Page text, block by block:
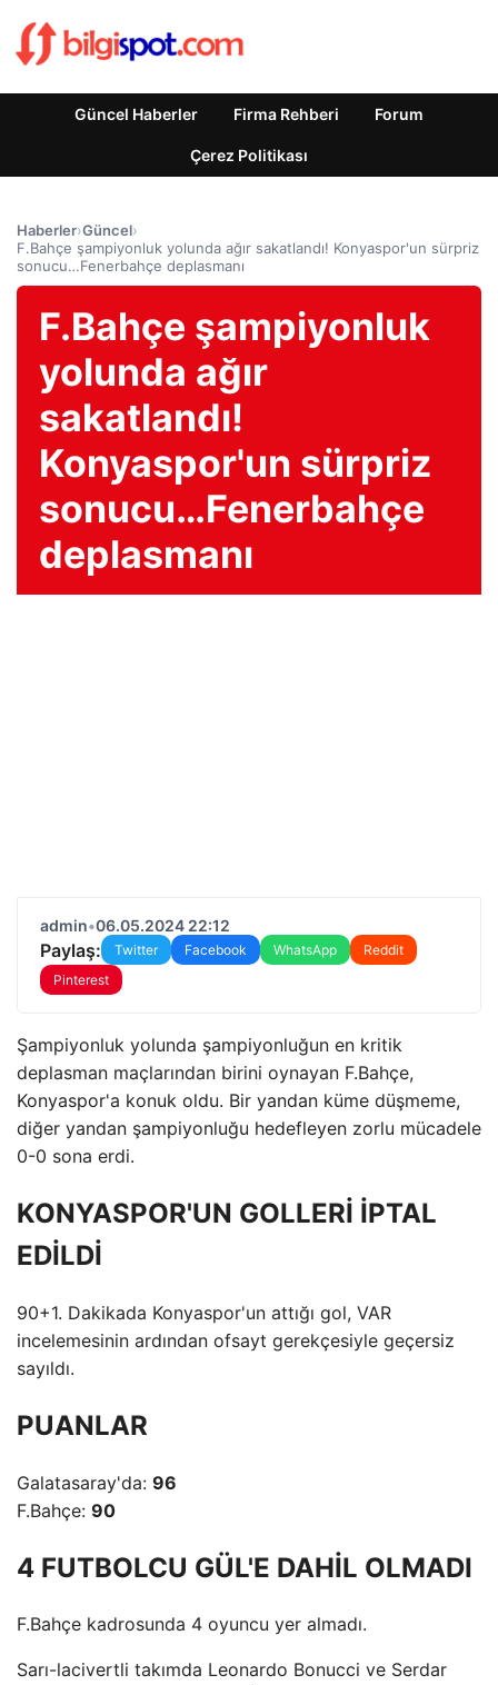
Güncel Haberler Firma Rehberi Forum
Çerez Politikası
Haberler›Güncel›
F.Bahçe şampiyonluk yolunda ağır sakatlandı! Konyaspor'un sürpriz
sonucu…Fenerbahçe deplasmanı
F.Bahçe şampiyonluk
yolunda ağır
sakatlandı!
Konyaspor'un sürpriz
sonucu…Fenerbahçe
deplasmanı
admin•06.05.2024 22:12
Paylaş: Twitter Facebook WhatsApp
Reddit
Pinterest
Şampiyonluk yolunda şampiyonluğun en kritik
deplasman maçlarından birini oynayan F.Bahçe,
Konyaspor'a konuk oldu. Bir yandan küme düşmeme,
diğer yandan şampiyonluğu hedefleyen zorlu mücadele
0-0 sona erdi.
KONYASPOR'UN GOLLERİ İPTAL
EDİLDİ
90+1. Dakikada Konyaspor'un attığı gol, VAR
incelemesinin ardından ofsayt gerekçesiyle geçersiz
sayıldı.
PUANLAR
Galatasaray'da: 96
F.Bahçe: 90
4 FUTBOLCU GÜL'E DAHİL OLMADI
F.Bahçe kadrosunda 4 oyuncu yer almadı.
Sarı-lacivertli takımda Leonardo Bonucci ve Serdar